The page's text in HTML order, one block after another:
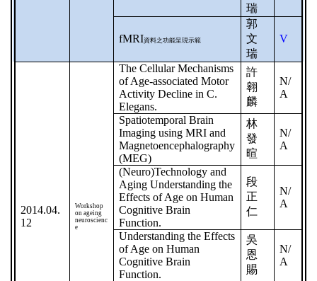
瑞
fMRI資料之功能呈現示範
郭
文
瑞
V
2014.04.
12
Workshop
on ageing
neuroscienc
e
The Cellular Mechanisms
of Age-associated Motor
Activity Decline in C.
Elegans.
許
翱
麟
N/
A
Spatiotemporal Brain
Imaging using MRI and
Magnetoencephalography
(MEG)
林
發
暄
N/
A
(Neuro)Technology and
Aging Understanding the
Effects of Age on Human
Cognitive Brain
Function.
段
正
仁
N/
A
Understanding the Effects
of Age on Human
Cognitive Brain
Function.
吳
恩
賜
N/
A